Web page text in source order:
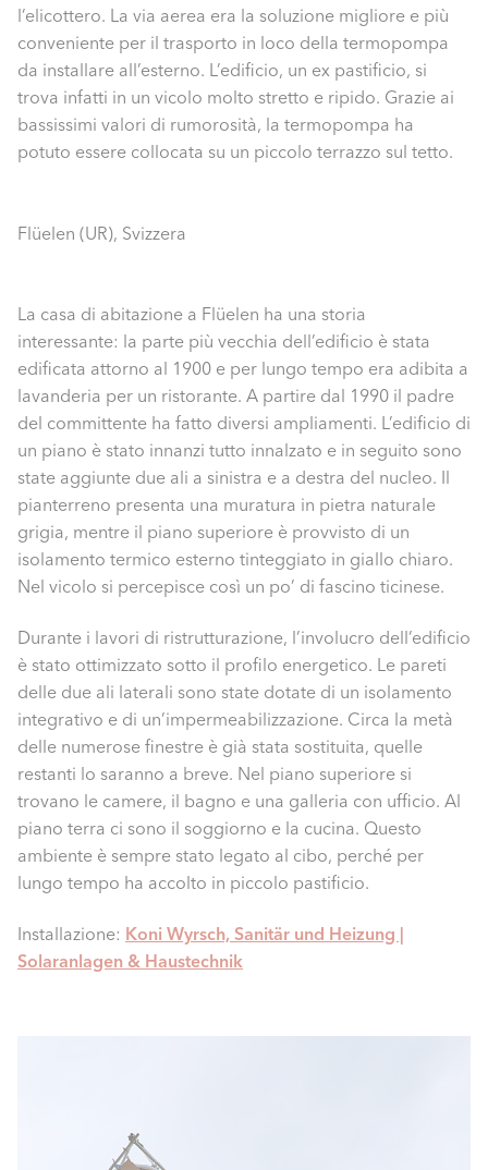
l’elicottero. La via aerea era la soluzione migliore e più
conveniente per il trasporto in loco della termopompa
da installare all’esterno. L’edificio, un ex pastificio, si
trova infatti in un vicolo molto stretto e ripido. Grazie ai
bassissimi valori di rumorosità, la termopompa ha
potuto essere collocata su un piccolo terrazzo sul tetto.
Flüelen (UR), Svizzera
La casa di abitazione a Flüelen ha una storia
interessante: la parte più vecchia dell’edificio è stata
edificata attorno al 1900 e per lungo tempo era adibita a
lavanderia per un ristorante. A partire dal 1990 il padre
del committente ha fatto diversi ampliamenti. L’edificio di
un piano è stato innanzi tutto innalzato e in seguito sono
state aggiunte due ali a sinistra e a destra del nucleo. Il
pianterreno presenta una muratura in pietra naturale
grigia, mentre il piano superiore è provvisto di un
isolamento termico esterno tinteggiato in giallo chiaro.
Nel vicolo si percepisce così un po’ di fascino ticinese.
Durante i lavori di ristrutturazione, l’involucro dell’edificio
è stato ottimizzato sotto il profilo energetico. Le pareti
delle due ali laterali sono state dotate di un isolamento
integrativo e di un’impermeabilizzazione. Circa la metà
delle numerose finestre è già stata sostituita, quelle
restanti lo saranno a breve. Nel piano superiore si
trovano le camere, il bagno e una galleria con ufficio. Al
piano terra ci sono il soggiorno e la cucina. Questo
ambiente è sempre stato legato al cibo, perché per
lungo tempo ha accolto in piccolo pastificio.
Installazione: Koni Wyrsch, Sanitär und Heizung |
Solaranlagen & Haustechnik